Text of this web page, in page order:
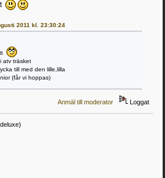
2011 kl. 23:30:24
atv träsket
till med den lille,lilla
(får vi hoppas)
Anmäl till moderator Loggat